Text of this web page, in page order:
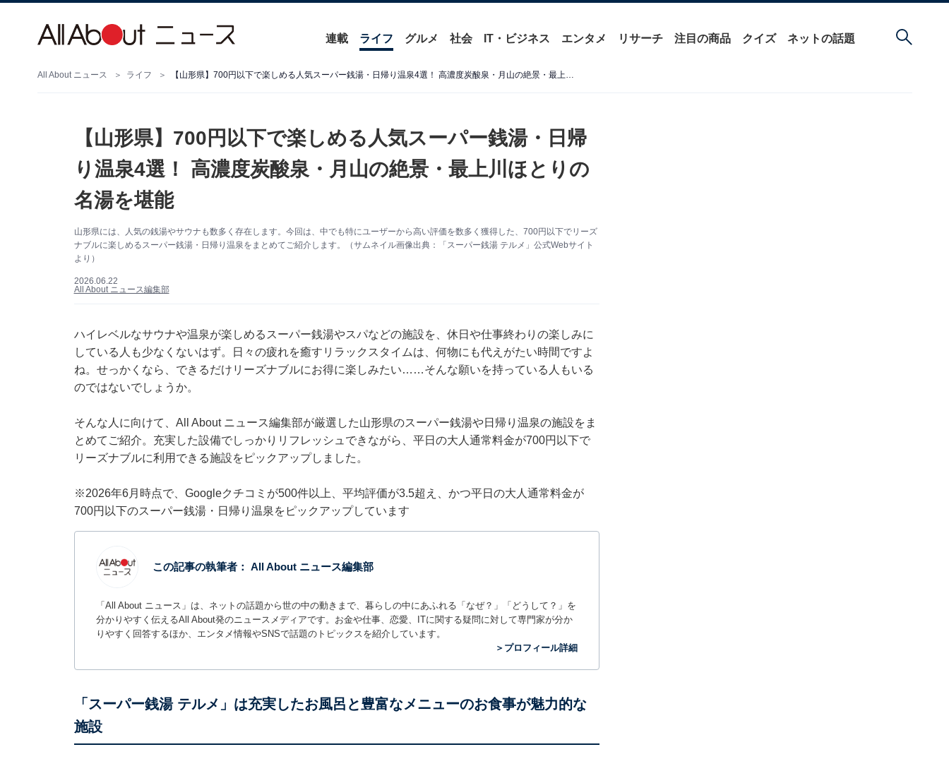
連載 ライフ グルメ 社会 IT・ビジネス エンタメ リサーチ 注目の商品 クイズ ネットの話題
All About ニュース ライフ 【山形県】700円以下で楽しめる人気スーパー銭湯・日帰り温泉4選！ 高濃度炭酸泉・月山の絶景・最上川ほとりの名湯を堪能
【山形県】700円以下で楽しめる人気スーパー銭湯・日帰
り温泉4選！ 高濃度炭酸泉・月山の絶景・最上川ほとりの
名湯を堪能
山形県には、人気の銭湯やサウナも数多く存在します。今回は、中でも特にユーザーから高い評価を数多く獲得した、700円以下でリーズ
ナブルに楽しめるスーパー銭湯・日帰り温泉をまとめてご紹介します。（サムネイル画像出典：「スーパー銭湯 テルメ」公式Webサイト
より）
2026.06.22
All About ニュース編集部
ハイレベルなサウナや温泉が楽しめるスーパー銭湯やスパなどの施設を、休日や仕事終わりの楽しみに
している人も少なくないはず。日々の疲れを癒すリラックスタイムは、何物にも代えがたい時間ですよ
ね。せっかくなら、できるだけリーズナブルにお得に楽しみたい……そんな願いを持っている人もいる
のではないでしょうか。
そんな人に向けて、All About ニュース編集部が厳選した山形県のスーパー銭湯や日帰り温泉の施設をま
とめてご紹介。充実した設備でしっかりリフレッシュできながら、平日の大人通常料金が700円以下で
リーズナブルに利用できる施設をピックアップしました。
※2026年6月時点で、Googleクチコミが500件以上、平均評価が3.5超え、かつ平日の大人通常料金が
700円以下のスーパー銭湯・日帰り温泉をピックアップしています
この記事の執筆者： All About ニュース編集部
「All About ニュース」は、ネットの話題から世の中の動きまで、暮らしの中にあふれる「なぜ？」「どうして？」を
分かりやすく伝えるAll About発のニュースメディアです。お金や仕事、恋愛、ITに関する疑問に対して専門家が分か
りやすく回答するほか、エンタメ情報やSNSで話題のトピックスを紹介しています。
＞プロフィール詳細
「スーパー銭湯 テルメ」は充実したお風呂と豊富なメニューのお食事が魅力的な
施設